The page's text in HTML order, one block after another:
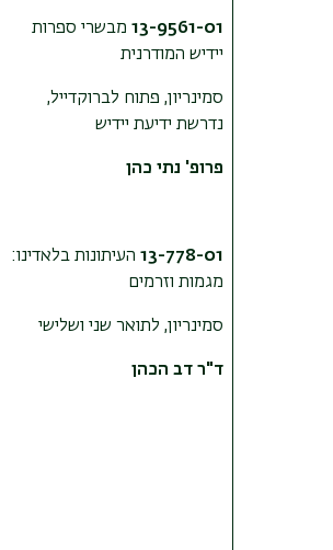
13-9561-01 מבשרי ספרות
יידיש המודרנית
סמינריון, פתוח לברוקדייל,
נדרשת ידיעת יידיש
פרופ' נתי כהן
13-778-01 העיתונות בלאדינו:
מגמות וזרמים
סמינריון, לתואר שני ושלישי
ד"ר דב הכהן